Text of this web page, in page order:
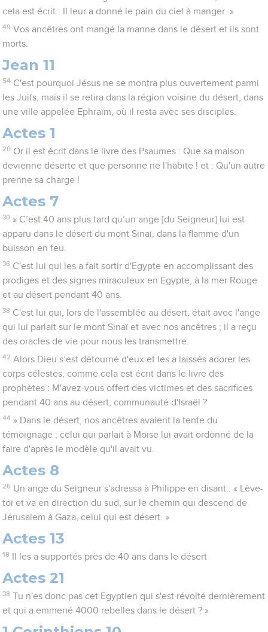
cela est écrit : Il leur a donné le pain du ciel à manger. »
49 Vos ancêtres ont mangé la manne dans le désert et ils sont
morts.
Jean 11
54 C'est pourquoi Jésus ne se montra plus ouvertement parmi
les Juifs, mais il se retira dans la région voisine du désert, dans
une ville appelée Ephraïm, où il resta avec ses disciples.
Actes 1
20 Or il est écrit dans le livre des Psaumes : Que sa maison
devienne déserte et que personne ne l'habite ! et : Qu'un autre
prenne sa charge !
Actes 7
30 » C’est 40 ans plus tard qu’un ange [du Seigneur] lui est
apparu dans le désert du mont Sinaï, dans la flamme d'un
buisson en feu.
36 C'est lui qui les a fait sortir d'Egypte en accomplissant des
prodiges et des signes miraculeux en Egypte, à la mer Rouge
et au désert pendant 40 ans.
38 C'est lui qui, lors de l'assemblée au désert, était avec l'ange
qui lui parlait sur le mont Sinaï et avec nos ancêtres ; il a reçu
des oracles de vie pour nous les transmettre.
42 Alors Dieu s’est détourné d'eux et les a laissés adorer les
corps célestes, comme cela est écrit dans le livre des
prophètes : M'avez-vous offert des victimes et des sacrifices
pendant 40 ans au désert, communauté d'Israël ?
44 » Dans le désert, nos ancêtres avaient la tente du
témoignage ; celui qui parlait à Moïse lui avait ordonné de la
faire d'après le modèle qu'il avait vu.
Actes 8
26 Un ange du Seigneur s'adressa à Philippe en disant : « Lève-
toi et va en direction du sud, sur le chemin qui descend de
Jérusalem à Gaza, celui qui est désert. »
Actes 13
18 Il les a supportés près de 40 ans dans le désert
Actes 21
38 Tu n'es donc pas cet Egyptien qui s'est révolté dernièrement
et qui a emmené 4000 rebelles dans le désert ? »